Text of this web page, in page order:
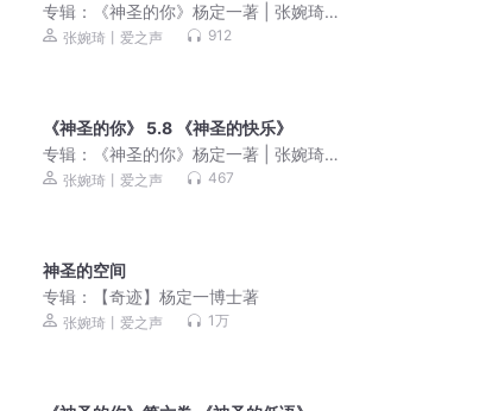
专辑：
《神圣的你》杨定一著 | 张婉琦
（重读）
张婉琦丨爱之声 912
《神圣的你》 5.8 《神圣的快乐》
专辑：
《神圣的你》杨定一著 | 张婉琦
（重读）
张婉琦丨爱之声 467
神圣的空间
专辑：
【奇迹】杨定一博士著
张婉琦丨爱之声 1万